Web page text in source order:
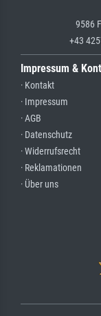
9586
+43
Impressum &
· Kontakt
· Impressum
· AGB
· Datenschutz
· Widerrufsrecht
· Reklamationen
· Über uns